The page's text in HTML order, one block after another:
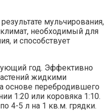
мульчирования,
необходимый для
и способствует
год. Эффективно
жидкими
основе перебродившего
1:20 или коровяка 1:10.
4-5 л на 1 кв.м. грядки.